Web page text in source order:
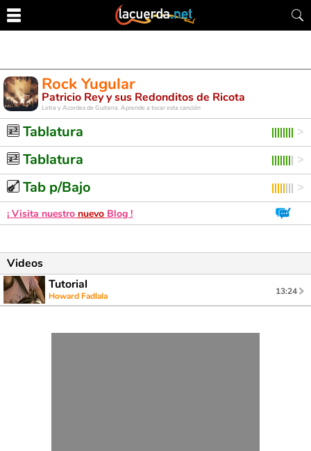
Rock Yugular
Patricio Rey y sus Redonditos de Ricota
Letra y Acordes de Guitarra. Aprende a tocar esta canción
Tablatura
Tablatura
Tab p/Bajo
¡ Visita nuestro nuevo Blog !
Videos
Tutorial
Howard Fadlala 13:24